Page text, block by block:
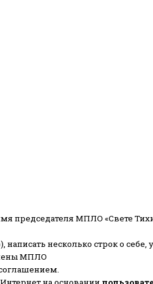
председателя МПЛО «Свете
несколько строк о себе,
МПЛО